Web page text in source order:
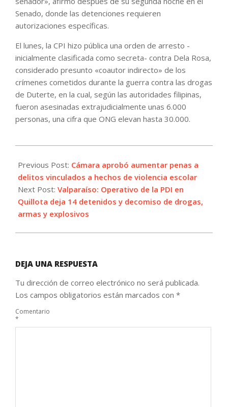
Senado, donde las detenciones requieren
autorizaciones específicas.
El lunes, la CPI hizo pública una orden de arresto -
inicialmente clasificada como secreta- contra Dela Rosa,
considerado presunto «coautor indirecto» de los
crímenes cometidos durante la guerra contra las drogas
de Duterte, en la cual, según las autoridades filipinas,
fueron asesinadas extrajudicialmente unas 6.000
personas, una cifra que ONG elevan hasta 30.000.
05-
13
Previous Post: Cámara aprobó aumentar penas a
delitos vinculados a hechos de violencia escolar
Next Post: Valparaíso: Operativo de la PDI en
Quillota deja 14 detenidos y decomiso de drogas,
armas y explosivos
DEJA UNA RESPUESTA
Tu dirección de correo electrónico no será publicada.
Los campos obligatorios están marcados con *
Comentario
*